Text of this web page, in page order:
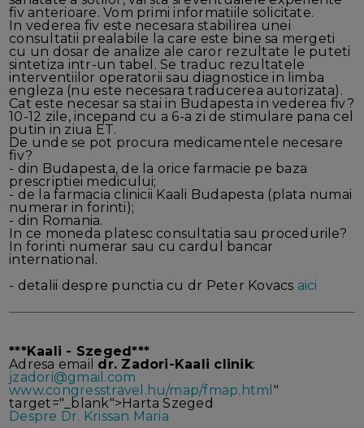
fiv anterioare. Vom primi informatiile solicitate.
In vederea fiv este necesara stabilirea unei
consultatii prealabile la care este bine sa mergeti
cu un dosar de analize ale caror rezultate le puteti
sintetiza intr-un tabel. Se traduc rezultatele
interventiilor operatorii sau diagnostice in limba
engleza (nu este necesara traducerea autorizata).
Cat este necesar sa stai in Budapesta in vederea fiv?
10-12 zile, incepand cu a 6-a zi de stimulare pana cel
putin in ziua ET.
De unde se pot procura medicamentele necesare
fiv?
- din Budapesta, de la orice farmacie pe baza
prescriptiei medicului;
- de la farmacia clinicii Kaali Budapesta (plata numai
numerar in forinti);
- din Romania.
In ce moneda platesc consultatia sau procedurile?
In forinti numerar sau cu cardul bancar
international.
- detalii despre punctia cu dr Peter Kovacs aici
***Kaali - Szeged***
Adresa email dr. Zadori-Kaali clinik:
jzadori@gmail.com
www.congresstravel.hu/map/fmap.html "
target="_blank">Harta Szeged
Despre Dr. Krissan Maria